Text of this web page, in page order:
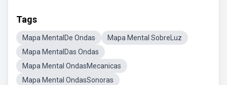
Tags
Mapa MentalDe Ondas
Mapa Mental SobreLuz
Mapa MentalDas Ondas
Mapa Mental OndasMecanicas
Mapa Mental OndasSonoras